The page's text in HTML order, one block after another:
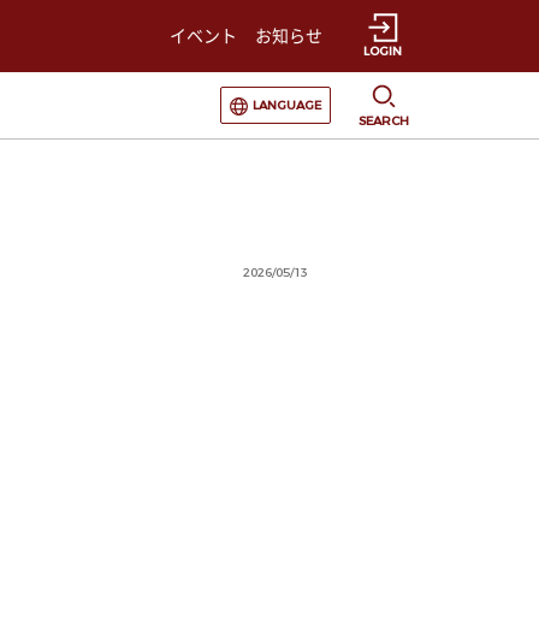
イベント お知らせ
LOGIN
選択すると言語の切替が発生します
LANGUAGE
SEARCH
2026/05/13